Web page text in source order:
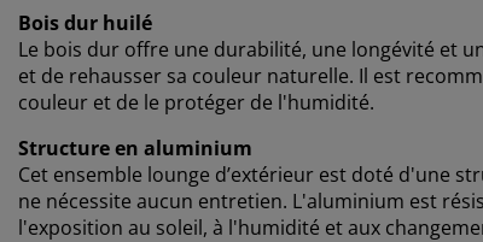
Bois dur huilé
Le bois dur offre une durabilité, une longévité et
et de rehausser sa couleur naturelle. Il est
couleur et de le protéger de l'humidité.
Structure en aluminium
Cet ensemble lounge d’extérieur est doté d'une
ne nécessite aucun entretien. L'aluminium est
l'exposition au soleil, à l'humidité et aux